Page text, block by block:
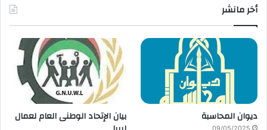
أخر مانشر
ديوان المحاسبة
09/05/2025
بيان الإتحاد الوطنى العام لعمال